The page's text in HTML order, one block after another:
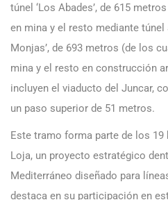
túnel ‘Los Abades’, de 615
en mina y el resto mediante túnel
Monjas’, de 693 metros (de los
mina y el resto en construcción
incluyen el viaducto del Juncar,
un paso superior de 51 metros.
Este tramo forma parte de los
Loja, un proyecto estratégico
Mediterráneo diseñado para
destaca en su participación en